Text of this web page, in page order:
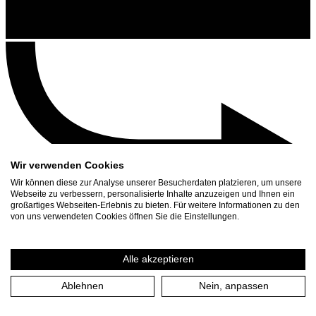
Kontakt
Presse Download
Wir verwenden Cookies
Wir können diese zur Analyse unserer Besucherdaten platzieren, um unsere
Webseite zu verbessern, personalisierte Inhalte anzuzeigen und Ihnen ein
großartiges Webseiten-Erlebnis zu bieten. Für weitere Informationen zu den
von uns verwendeten Cookies öffnen Sie die Einstellungen.
Alle akzeptieren
Ablehnen Nein, anpassen